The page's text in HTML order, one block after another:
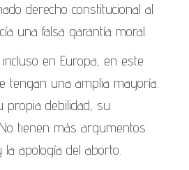
derecho constitucional al
una falsa garantía moral.
en Europa, en este
tengan una amplia mayoría.
propia debilidad, su
tienen más argumentos
apología del aborto.